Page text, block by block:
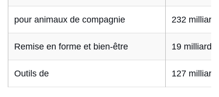
pour animaux de compagnie 232
Remise en forme et bien-être 19 milliards
Outils de 127